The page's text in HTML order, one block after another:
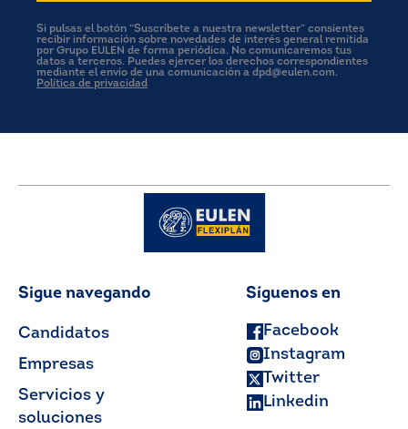
Si pulsas el botón “Suscríbete a nuestra newsletter” consientes
recibir información sobre novedades de interés general remitida
por Grupo EULEN de forma periódica. No comunicaremos tus
datos a terceros. Puedes ejercer los derechos correspondientes
mediante el envío de una comunicación a dpd@eulen.com.
Política de privacidad
Sigue navegando
Candidatos
Empresas
Servicios y
soluciones
Síguenos en
Facebook
Instagram
Twitter
Linkedin